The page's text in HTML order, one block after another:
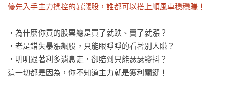
優先入手主力操控的暴漲股，誰都可以搭上順風車穩穩賺！
‧為什麼你買的股票總是買了就跌、賣了就漲？
‧老是錯失暴漲飆股，只能眼睜睜的看著別人賺？
‧明明跟著利多消息走，卻賠到只能瑟瑟發抖？
這一切都是因為，你不知道主力就是獲利關鍵！